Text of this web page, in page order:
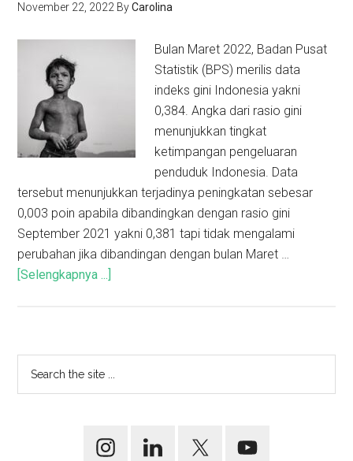
November 22, 2022 ByCarolina
Bulan Maret 2022, Badan Pusat
Statistik (BPS) merilis data
indeks gini Indonesia yakni
0,384. Angka dari rasio gini
menunjukkan tingkat
ketimpangan pengeluaran
penduduk Indonesia. Data
tersebut menunjukkan terjadinya peningkatan sebesar
0,003 poin apabila dibandingkan dengan rasio gini
September 2021 yakni 0,381 tapi tidak mengalami
perubahan jika dibandingan dengan bulan Maret …
[Selengkapnya ...]